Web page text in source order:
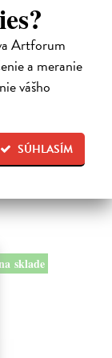
Artforum
a meranie
vášho
SÚHLASÍM
Obaja sú
sklade